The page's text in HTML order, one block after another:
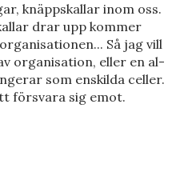
knäppskallar inom oss.
drar upp kommer
Så jag vill
organisation, eller en al-
som enskilda celler.
försvara sig emot.